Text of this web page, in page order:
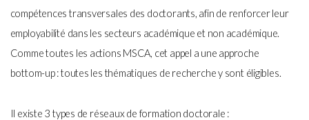
compétences transversales des doctorants, afin de renforcer leur
employabilité dans les secteurs académique et non académique.
Comme toutes les actions MSCA, cet appel a une approche
bottom-up : toutes les thématiques de recherche y sont éligibles.
Il existe 3 types de réseaux de formation doctorale :